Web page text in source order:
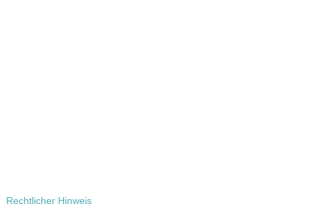
Rechtlicher Hinweis